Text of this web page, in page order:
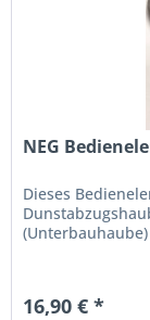
NEG
Dieses
16,90 € *